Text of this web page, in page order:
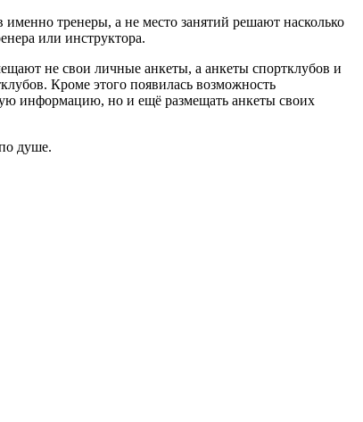
тренеры, а не место занятий решают насколько
или инструктора.
не свои личные анкеты, а анкеты спортклубов и
Кроме этого появилась возможность
информацию, но и ещё размещать анкеты своих
душе.